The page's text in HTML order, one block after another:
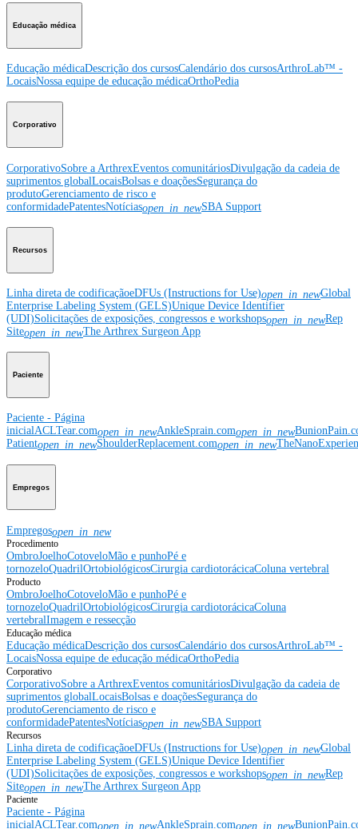
Educação médica
Educação médicaDescrição dos cursosCalendário dos cursosArthroLab™ -
LocaisNossa equipe de educação médicaOrthoPedia
Corporativo
CorporativoSobre a ArthrexEventos comunitáriosDivulgação da cadeia de
suprimentos globalLocaisBolsas e doaçõesSegurança do
produtoGerenciamento de risco e
conformidadePatentesNotíciasopen_in_newSBA Support
Recursos
Linha direta de codificaçãoeDFUs (Instructions for Use)open_in_newGlobal
Enterprise Labeling System (GELS)Unique Device Identifier
(UDI)Solicitações de exposições, congressos e workshopsopen_in_newRep
Siteopen_in_newThe Arthrex Surgeon App
Paciente
Paciente - Página
inicialACLTear.comopen_in_newAnkleSprain.comopen_in_new
Patientopen_in_newShoulderReplacement.comopen_in_new
Empregos
Empregosopen_in_new
Procedimento
OmbroJoelhoCotoveloMão e punhoPé e
tornozeloQuadrilOrtobiológicosCirurgia cardiotorácicaColuna vertebral
Producto
OmbroJoelhoCotoveloMão e punhoPé e
tornozeloQuadrilOrtobiológicosCirurgia cardiotorácicaColuna
vertebralImagem e ressecção
Educação médica
Educação médicaDescrição dos cursosCalendário dos cursosArthroLab™ -
LocaisNossa equipe de educação médicaOrthoPedia
Corporativo
CorporativoSobre a ArthrexEventos comunitáriosDivulgação da cadeia de
suprimentos globalLocaisBolsas e doaçõesSegurança do
produtoGerenciamento de risco e
conformidadePatentesNotíciasopen_in_newSBA Support
Recursos
Linha direta de codificaçãoeDFUs (Instructions for Use)open_in_newGlobal
Enterprise Labeling System (GELS)Unique Device Identifier
(UDI)Solicitações de exposições, congressos e workshopsopen_in_newRep
Siteopen_in_newThe Arthrex Surgeon App
Paciente
Paciente - Página
inicial ACLTear.comopen_in_newAnkleSprain.comopen_in_new